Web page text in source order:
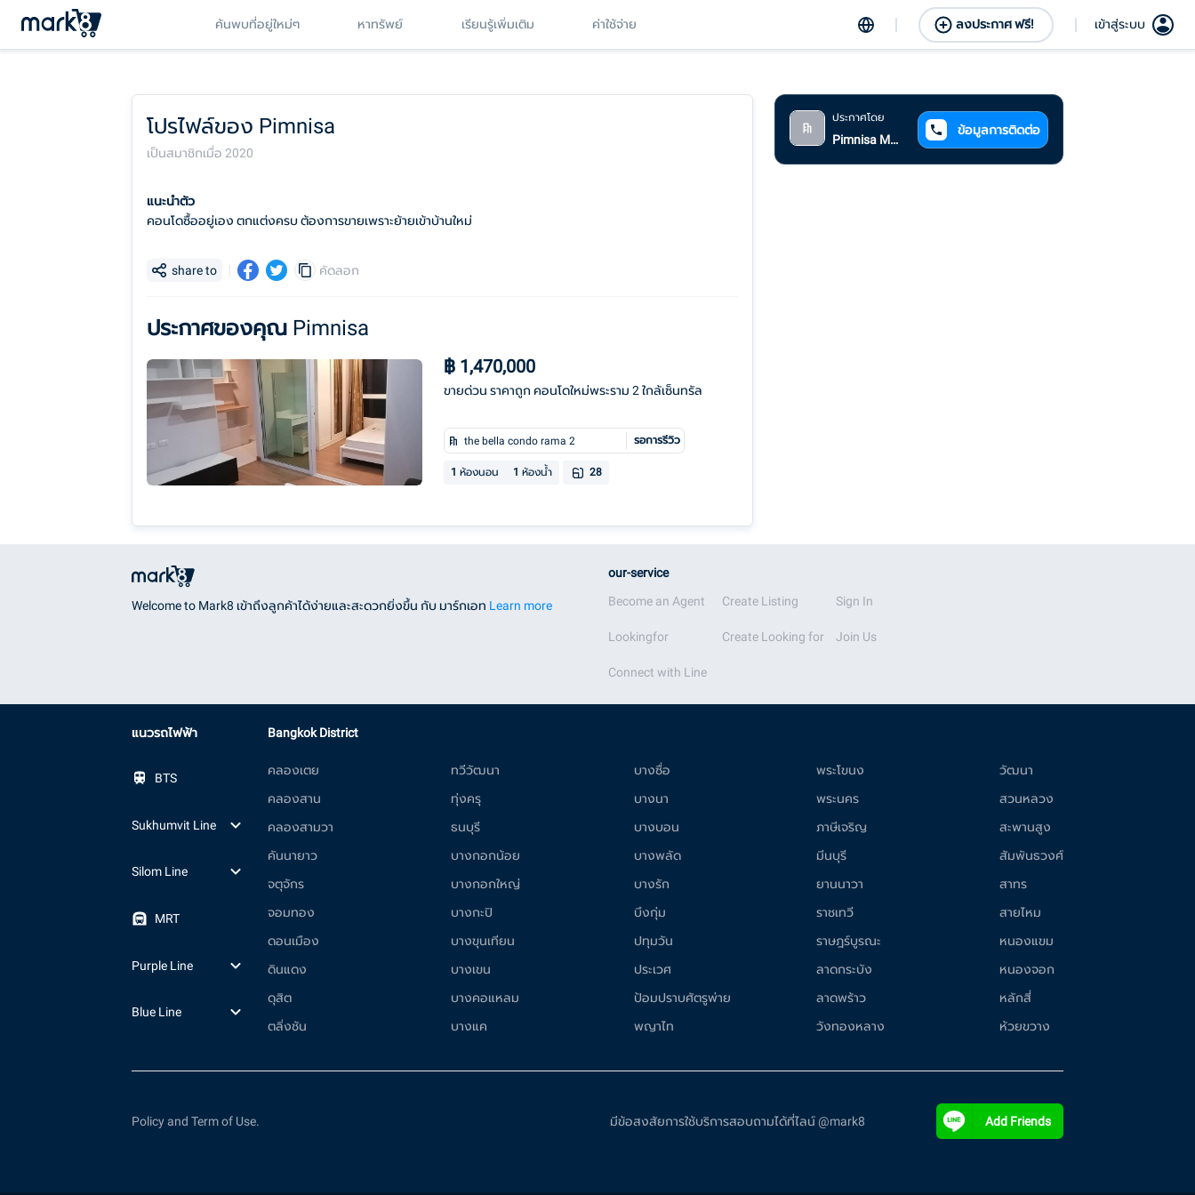
ค้นพบที่อยู่ใหม่ๆ หาทรัพย์ เรียนรู้เพิ่มเติม ค่าใช้จ่าย ลงประกาศ ฟรี! เข้าสู่ระบบ
โปรไฟล์ของ Pimnisa
เป็นสมาชิกเมื่อ 2020
แนะนำตัว
คอนโดซื้ออยู่เอง ตกแต่งครบ ต้องการขายเพราะย้ายเข้าบ้านใหม่
share to คัดลอก
ประกาศของคุณ Pimnisa
฿ 1,470,000
ขายด่วน ราคาถูก คอนโดใหม่พระราม 2 ใกล้เซ็นทรัล
the bella condo rama 2 รอการรีวิว
1 ห้องนอน 1 ห้องน้ำ 28
ประกาศโดย
Pimnisa Marshall
ข้อมูลการติดต่อ
Welcome to Mark8 เข้าถึงลูกค้าได้ง่ายและสะดวกยิ่งขึ้น กับ มาร์กเอท Learn more
our-service
Become an Agent
Lookingfor
Connect with Line
Create Listing
Create Looking for
Sign In
Join Us
แนวรถไฟฟ้า
BTS
Sukhumvit Line
Silom Line
MRT
Purple Line
Blue Line
Bangkok District
คลองเตย
คลองสาน
คลองสามวา
คันนายาว
จตุจักร
จอมทอง
ดอนเมือง
ดินแดง
ดุสิต
ตลิ่งชัน
ทวีวัฒนา
ทุ่งครุ
ธนบุรี
บางกอกน้อย
บางกอกใหญ่
บางกะปิ
บางขุนเทียน
บางเขน
บางคอแหลม
บางแค
บางซื่อ
บางนา
บางบอน
บางพลัด
บางรัก
บึงกุ่ม
ปทุมวัน
ประเวศ
ป้อมปราบศัตรูพ่าย
พญาไท
พระโขนง
พระนคร
ภาษีเจริญ
มีนบุรี
ยานนาวา
ราชเทวี
ราษฎร์บูรณะ
ลาดกระบัง
ลาดพร้าว
วังทองหลาง
วัฒนา
สวนหลวง
สะพานสูง
สัมพันธวงศ์
สาทร
สายไหม
หนองแขม
หนองจอก
หลักสี่
ห้วยขวาง
Policy and Term of Use. มีข้อสงสัยการใช้บริการสอบถามได้ที่ไลน์ @mark8 Add Friends